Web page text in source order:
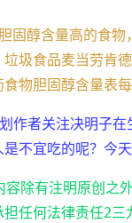
固醇含量高的食
圾食品麦当劳肯
物胆固醇含量表每
作者关注决明子
不宜吃的呢？今天
除有注明原创之
任何法律责任2